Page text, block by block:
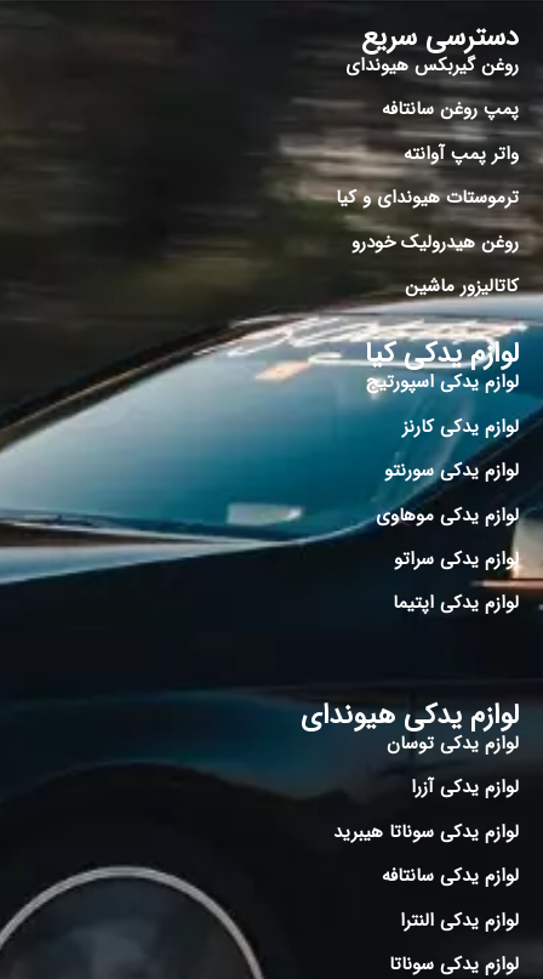
دسترسی سریع
روغن گیربکس هیوندای
پمپ روغن سانتافه
واتر پمپ آوانته
ترموستات هیوندای و کیا
روغن هیدرولیک خودرو
کاتالیزور ماشین
لوازم یدکی کیا
لوازم یدکی اسپورتیج
لوازم یدکی کارنز
لوازم یدکی سورنتو
لوازم یدکی موهاوی
لوازم یدکی سراتو
لوازم یدکی اپتیما
لوازم یدکی هیوندای
لوازم یدکی توسان
لوازم یدکی آزرا
لوازم یدکی سوناتا هیبرید
لوازم یدکی سانتافه
لوازم یدکی النترا
لوازم یدکی سوناتا